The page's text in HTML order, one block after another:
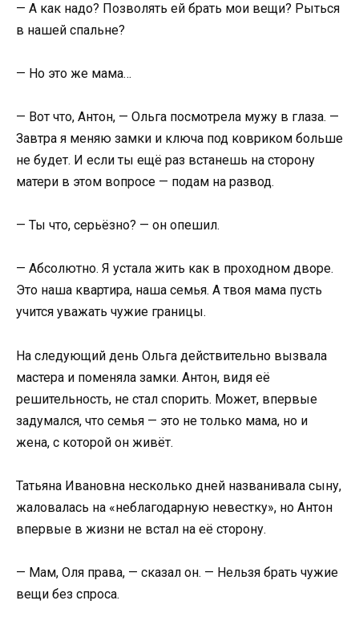
— А как надо? Позволять ей брать мои вещи? Рыться
в нашей спальне?
— Но это же мама…
— Вот что, Антон, — Ольга посмотрела мужу в глаза. —
Завтра я меняю замки и ключа под ковриком больше
не будет. И если ты ещё раз встанешь на сторону
матери в этом вопросе — подам на развод.
— Ты что, серьёзно? — он опешил.
— Абсолютно. Я устала жить как в проходном дворе.
Это наша квартира, наша семья. А твоя мама пусть
учится уважать чужие границы.
На следующий день Ольга действительно вызвала
мастера и поменяла замки. Антон, видя её
решительность, не стал спорить. Может, впервые
задумался, что семья — это не только мама, но и
жена, с которой он живёт.
Татьяна Ивановна несколько дней названивала сыну,
жаловалась на «неблагодарную невестку», но Антон
впервые в жизни не встал на её сторону.
— Мам, Оля права, — сказал он. — Нельзя брать чужие
вещи без спроса.